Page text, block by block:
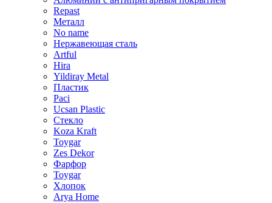
Repast
Металл
No name
Нержавеющая сталь
Artful
Hira
Yildiray Metal
Пластик
Paci
Ucsan Plastic
Стекло
Koza Kraft
Toygar
Zes Dekor
Фарфор
Toygar
Хлопок
Arya Home